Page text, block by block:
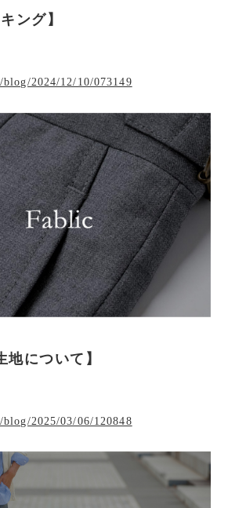
ング】
2024/12/10/073149
について】
2025/03/06/120848